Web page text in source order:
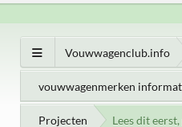
Vouwwagenclub.info
vouwwagenmerken
Projecten Lees dit